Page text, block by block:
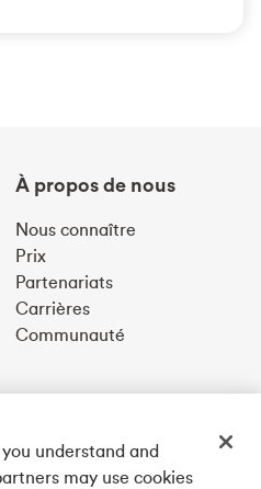
À propos de nous
Nous connaître
Prix
Partenariats
Carrières
Communauté
understand and
may use cookies